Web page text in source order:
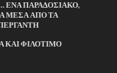
ΠΑΡΑΔΟΣΙΑΚΟ,
ΜΕΣΑ ΑΠΟ ΤΑ
ΚΑΙ ΦΙΛΟΤΙΜΟ